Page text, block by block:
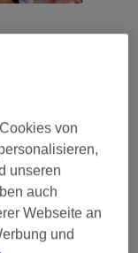
512 Bewertungen
von
unseren
auch
Webseite an
und